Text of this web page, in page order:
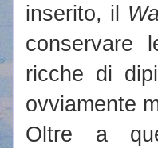
inserito, il
conservare
ricche di
ovviamente
Oltre a